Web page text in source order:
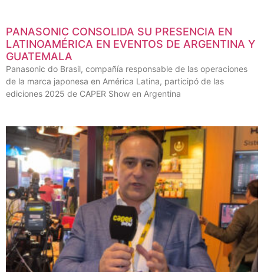
PANASONIC CONSOLIDA SU PRESENCIA EN
LATINOAMÉRICA EN EVENTOS DE ARGENTINA Y
GUATEMALA
Panasonic do Brasil, compañía responsable de las operaciones
de la marca japonesa en América Latina, participó de las
ediciones 2025 de CAPER Show en Argentina